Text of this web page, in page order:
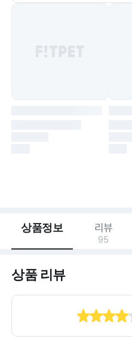
상품정보 리뷰
95
상품 리뷰